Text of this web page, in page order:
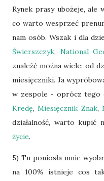
Rynek prasy ubożeje, ale
co warto wesprzeć
nam osób. Wszak i dla
Świerszczyk, National
znaleźć można wiele: od
miesięczniki. Ja
w zespole - oprócz tego
Kredę,Miesięcznik Znak,
działalność, warto kupić
życie.
5) Tu poniosła mnie
na 100% istnieje cos